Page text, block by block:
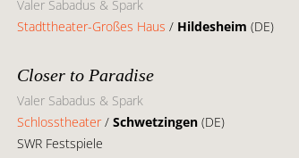
Valer Sabadus & Spark
Stadttheater-Großes Haus / Hildesheim (DE)
Closer to Paradise
Valer Sabadus & Spark
Schlosstheater/Schwetzingen (DE)
SWR Festspiele